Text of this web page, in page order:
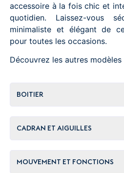
accessoire à la fois chic et
quotidien. Laissez-vous
minimaliste et élégant de
pour toutes les occasions.
Découvrez les autres
BOITIER
CADRAN ET AIGUILLES
MOUVEMENT ET FONCTIONS